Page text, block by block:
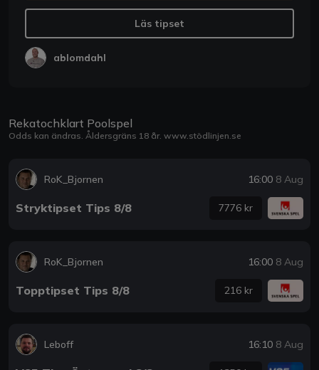
Läs tipset
ablomdahl
Rekatochklart Poolspel
Odds kan ändras. Åldersgräns 18 år. www.stödlinjen.se
RoK_Bjornen 16:00 8 Aug
Stryktipset Tips 8/8 7776 kr
RoK_Bjornen 16:00 8 Aug
Topptipset Tips 8/8 216 kr
Leboff 16:10 8 Aug